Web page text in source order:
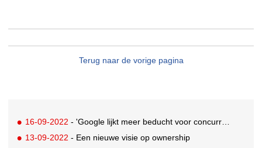
Terug naar de vorige pagina
16-09-2022 - 'Google lijkt meer beducht voor concurrentie'
13-09-2022 - Een nieuwe visie op ownership